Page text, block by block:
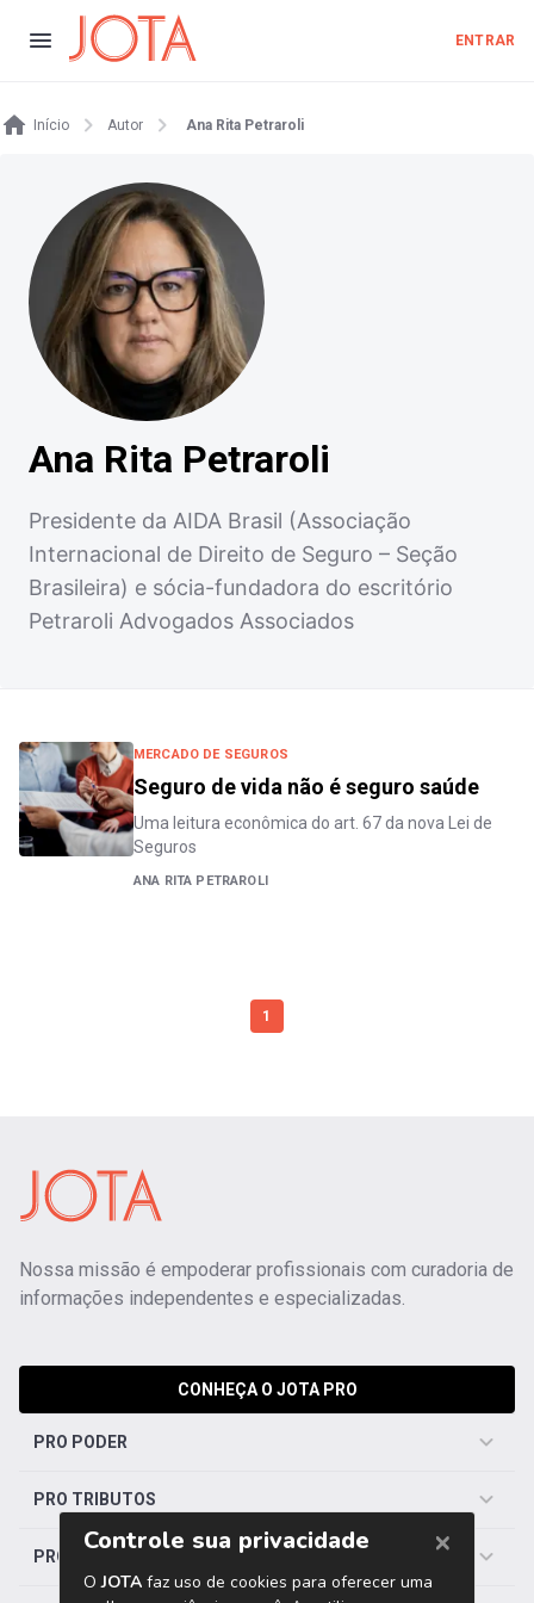
ENTRAR
Início Autor Ana Rita Petraroli
Ana Rita Petraroli
Presidente da AIDA Brasil (Associação
Internacional de Direito de Seguro – Seção
Brasileira) e sócia-fundadora do escritório
Petraroli Advogados Associados
MERCADO DE SEGUROS
Seguro de vida não é seguro saúde
Uma leitura econômica do art. 67 da nova Lei de
Seguros
ANA RITA PETRAROLI
1
Nossa missão é empoderar profissionais com curadoria de
informações independentes e especializadas.
CONHEÇA O JOTA PRO
PRO PODER
PRO TRIBUTOS
PRO TRABALHISTA